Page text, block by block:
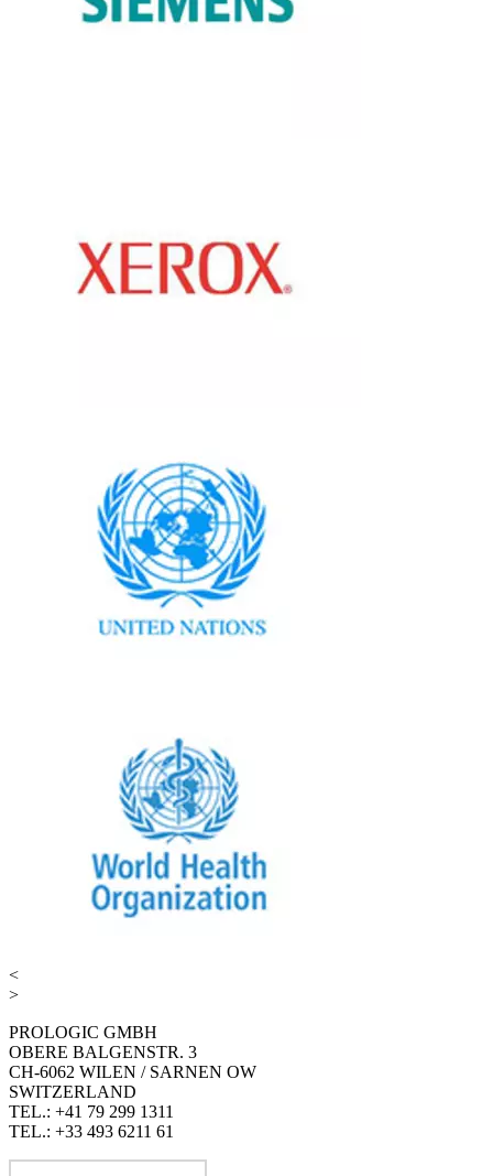
<
>
PROLOGIC GMBH
OBERE BALGENSTR. 3
CH-6062 WILEN / SARNEN OW
SWITZERLAND
TEL.: +41 79 299 1311
TEL.: +33 493 6211 61